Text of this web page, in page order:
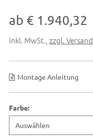
ab € 1.940,32
inkl. MwSt. ,zzgl. Versand
Montage Anleitung
Farbe: